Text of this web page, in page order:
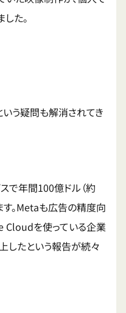
た。
いう疑問も解消されてき
年間100億ドル（約
。Metaも広告の精度向
Cloudを使っている企業
したという報告が続々